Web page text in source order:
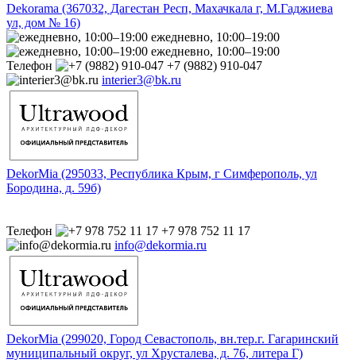
Dekorama (367032, Дагестан Респ, Махачкала г, М.Гаджиева
ул, дом № 16)
ежедневно, 10:00–19:00
ежедневно, 10:00–19:00
Телефон
+7 (9882) 910-047
interier3@bk.ru
DekorMia (295033, Республика Крым, г Симферополь, ул
Бородина, д. 59б)
Телефон
+7 978 752 11 17
info@dekormia.ru
DekorMia (299020, Город Севастополь, вн.тер.г. Гагаринский
муниципальный округ, ул Хрусталева, д. 76, литера Г)